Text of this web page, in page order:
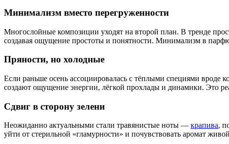
Минимализм вместо перегруженности
Многослойные композиции уходят на второй план. В тренде
создавая ощущение простоты и понятности. Минимализм в
Пряности, но холодные
Если раньше осень ассоциировалась с тёплыми специями вроде
создают ощущение энергии, лёгкой прохлады и динамики. Это
Сдвиг в сторону зелени
Неожиданно актуальными стали травянистые ноты — крапива,
уйти от стерильной «гламурности» и почувствовать аромат